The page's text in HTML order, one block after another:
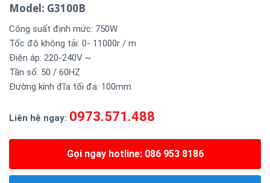
Model: G3100B
Công suất định mức: 750W
Tốc độ không tải: 0- 11000r / m
Điện áp: 220-240V ~
Tần số: 50 / 60HZ
Đường kính đĩa tối đa: 100mm
Liên hệ ngay: 0973.571.488
Gọi ngay hotline: 086 953 8186